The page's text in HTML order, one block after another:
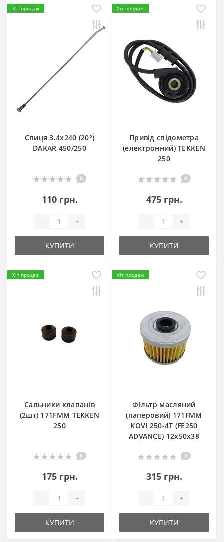
Хіт продаж
Спиця 3.4х240 (20°)
DAKAR 450/250
0
110 грн.
- +
КУПИТИ
Хіт продаж
Привід спідометра
(електронний) TEKKEN
250
0
475 грн.
- +
КУПИТИ
Хіт продаж
Сальники клапанів
(2шт) 171FMM TEKKEN
250
0
175 грн.
- +
КУПИТИ
Хіт продаж
Фільтр масляний
(паперовий) 171FMM
KOVI 250-4T (FE250
ADVANCE) 12х50х38
0
315 грн.
- +
КУПИТИ